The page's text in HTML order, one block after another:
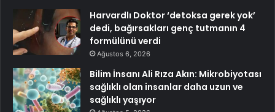
Harvardlı Doktor ‘detoksa gerek yok’
dedi, bağırsakları genç tutmanın 4
formülünü verdi
Ağustos 6, 2026
Bilim İnsanı Ali Rıza Akın: Mikrobiyotası
sağlıklı olan insanlar daha uzun ve
sağlıklı yaşıyor